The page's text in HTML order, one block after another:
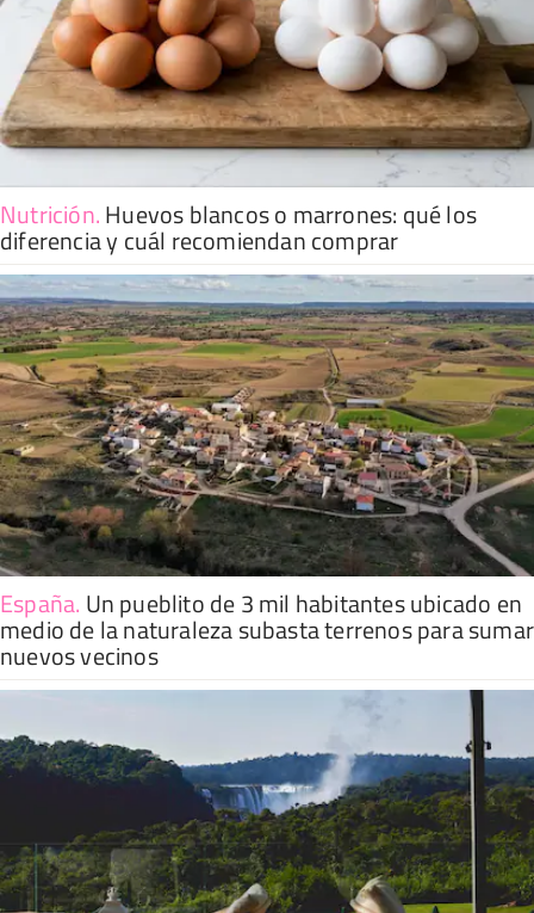
Nutrición.Huevos blancos o marrones: qué los
diferencia y cuál recomiendan comprar
España. Un pueblito de 3 mil habitantes ubicado en
medio de la naturaleza subasta terrenos para sumar
nuevos vecinos